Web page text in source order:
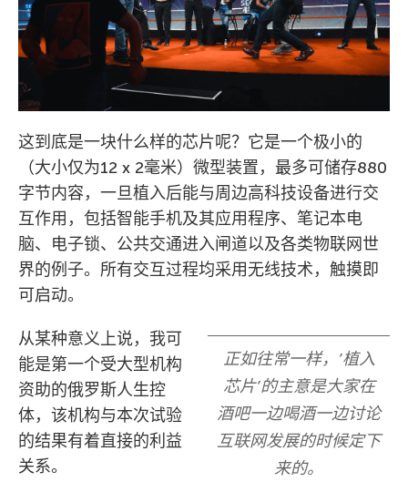
这到底是一块什么样的芯片呢？它是一个极小的
（大小仅为12 x 2毫米）微型装置，最多可储存880
字节内容，一旦植入后能与周边高科技设备进行交
互作用，包括智能手机及其应用程序、笔记本电
脑、电子锁、公共交通进入闸道以及各类物联网世
界的例子。所有交互过程均采用无线技术，触摸即
可启动。
正如往常一样，’植入
芯片’的主意是大家在
酒吧一边喝酒一边讨论
互联网发展的时候定下
来的。
从某种意义上说，我可
能是第一个受大型机构
资助的俄罗斯人生控
体，该机构与本次试验
的结果有着直接的利益
关系。